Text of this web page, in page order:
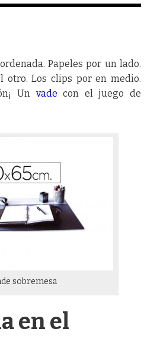
Papeles por un lado.
otro. Los clips por en medio.
Un vadecon el juego de
sobremesa
en el